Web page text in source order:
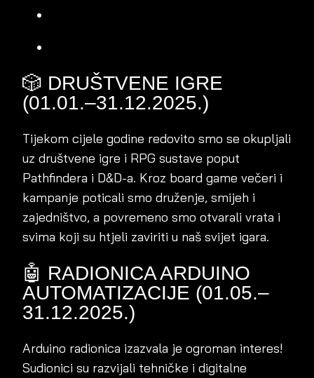
🎲 DRUŠTVENE IGRE
(01.01.–31.12.2025.)
Tijekom cijele godine redovito smo se okupljali
uz društvene igre i RPG sustave poput
Pathfindera i D&D-a. Kroz board game večeri i
kampanje poticali smo druženje, smijeh i
zajedništvo, a povremeno smo otvarali vrata i
svima koji su htjeli zaviriti u naš svijet igara.
🤖 RADIONICA ARDUINO
AUTOMATIZACIJE (01.05.–
31.12.2025.)
Arduino radionica izazvala je ogroman interes!
Sudionici su razvijali tehničke i digitalne